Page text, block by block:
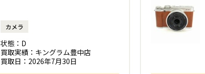
カメラ
状態： D
買取実績： キングラム豊中店
買取日： 2026年7月30日